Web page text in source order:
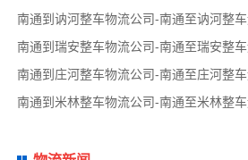
南通到讷河整车物流公司-南通至讷河整
南通到瑞安整车物流公司-南通至瑞安整
南通到庄河整车物流公司-南通至庄河整
南通到米林整车物流公司-南通至米林整